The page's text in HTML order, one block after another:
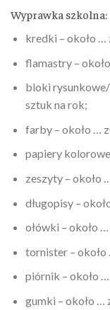
Wyprawka szkolna:
kredki – około …
flamastry –
bloki
sztuk na rok;
farby – około …
papiery
zeszyty – około
długopisy –
ołówki – około
tornister – około
piórnik – około
gumki – około …